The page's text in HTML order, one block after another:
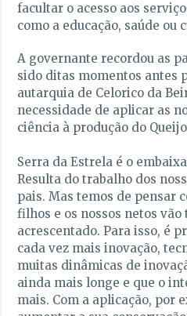
facultar o acesso aos
como a educação, saúde ou
A governante recordou as
sido ditas momentos antes
autarquia de Celorico da
necessidade de aplicar as
ciência à produção do
Serra da Estrela é o
Resulta do trabalho dos
pais. Mas temos de pensar
filhos e os nossos netos
acrescentado. Para isso, é
cada vez mais inovação,
muitas dinâmicas de
ainda mais longe e que o
mais. Com a aplicação, por